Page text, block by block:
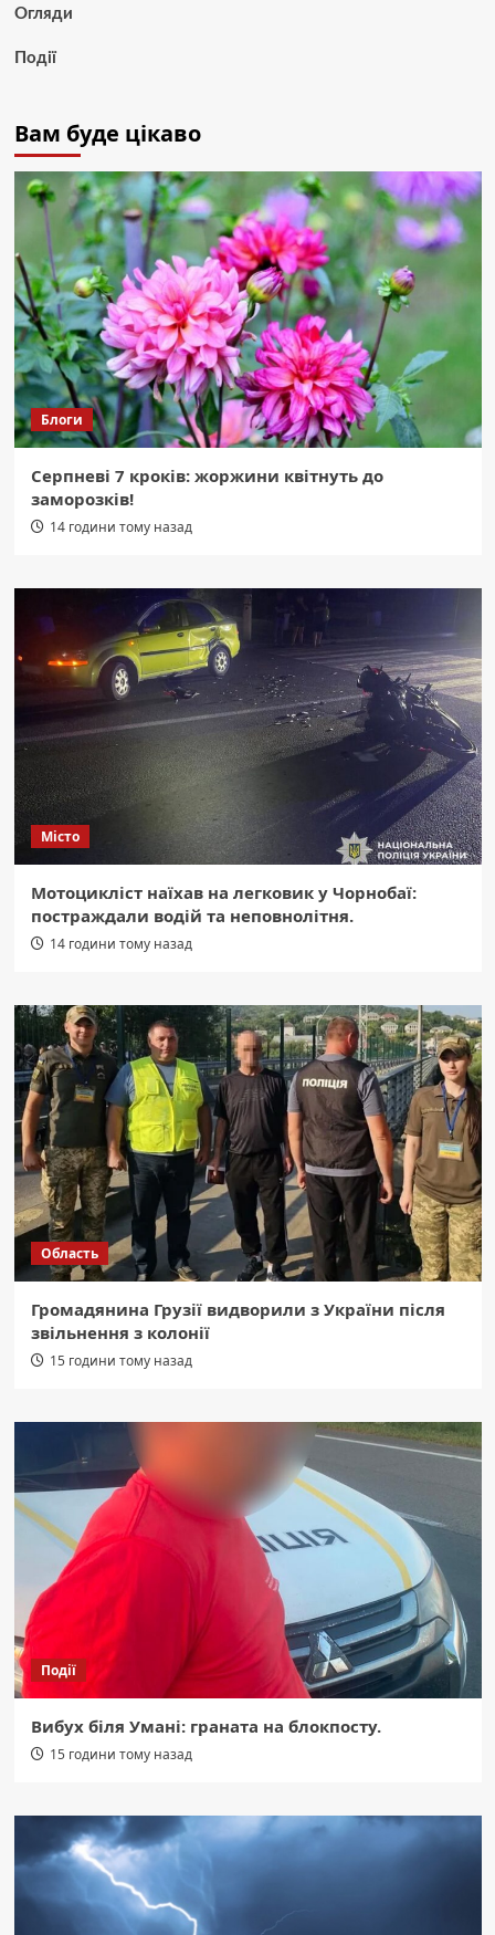
Огляди
Події
Вам буде цікаво
Блоги
Серпневі 7 кроків: жоржини квітнуть до
заморозків!
14 години тому назад
Місто
Мотоцикліст наїхав на легковик у Чорнобаї:
постраждали водій та неповнолітня.
14 години тому назад
Область
Громадянина Грузії видворили з України після
звільнення з колонії
15 години тому назад
Події
Вибух біля Умані: граната на блокпосту.
15 години тому назад